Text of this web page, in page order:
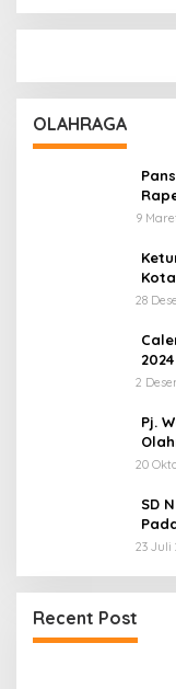
OLAHRAGA
9
28
2
Pj.
20
SD
23 Juli
Recent Post
UPDATE :